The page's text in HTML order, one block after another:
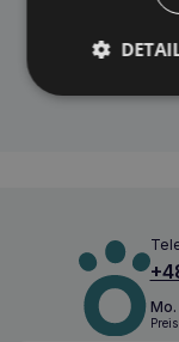
Amiplay Leine
5907563279902
Mo.